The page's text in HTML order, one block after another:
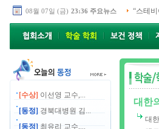
08월 07일 (금) 23:36 주요뉴스 “스테
[수상] 이선영 교수,...
[동정] 경북대병원 김...
[동정] 최유리 교수,...
대한
대